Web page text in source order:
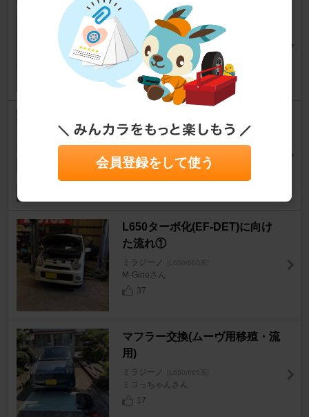
黄ばんだヘッドライト💡をキレ
イに✨
ミラジーノ [L650/660系]
⑨銀⑨さん
54
1
ミラジーノ [L650/660系]
まかりんパパさん
7
0
L650ターボ化(EF-DET)に向け
た流れ①
ミラジーノ [L650/660系]
M-Ginoさん
37
マフラー交換(ムーヴ用移殖・流
用)
ミラジーノ [L650/660系]
ミコっちゃんさん
17
会員登録をして使う